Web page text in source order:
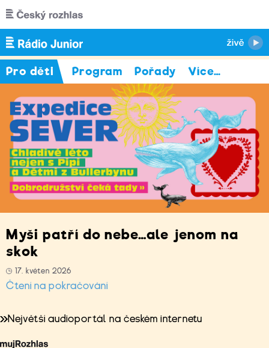
Přejít k hlavnímu obsahu
Pro děti Program Pořady Více…
Myši patří do nebe…ale jenom na
skok
17. květen 2026
Čtení na pokračování
Největší audioportál na českém internetu